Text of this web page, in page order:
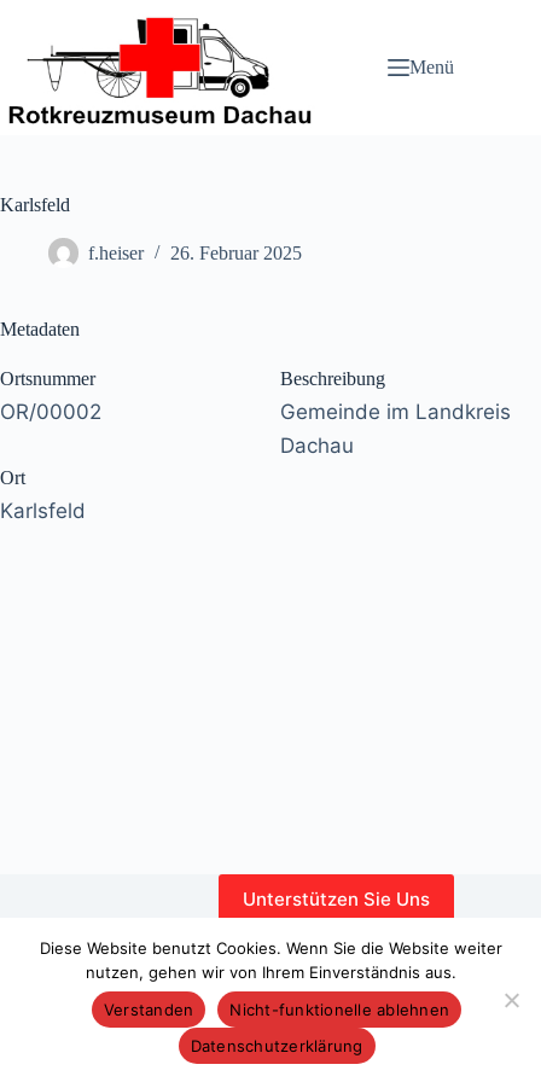
springen
Menü
Karlsfeld
f.heiser 26. Februar 2025
Metadaten
Ortsnummer
OR/00002
Ort
Karlsfeld
Beschreibung
Gemeinde im Landkreis
Dachau
Unterstützen Sie Uns
Copyright © 2026 – WordPress-Theme von
Diese Website benutzt Cookies. Wenn Sie die Website weiter
nutzen, gehen wir von Ihrem Einverständnis aus.
Verstanden
Nicht-funktionelle ablehnen
Datenschutzerklärung